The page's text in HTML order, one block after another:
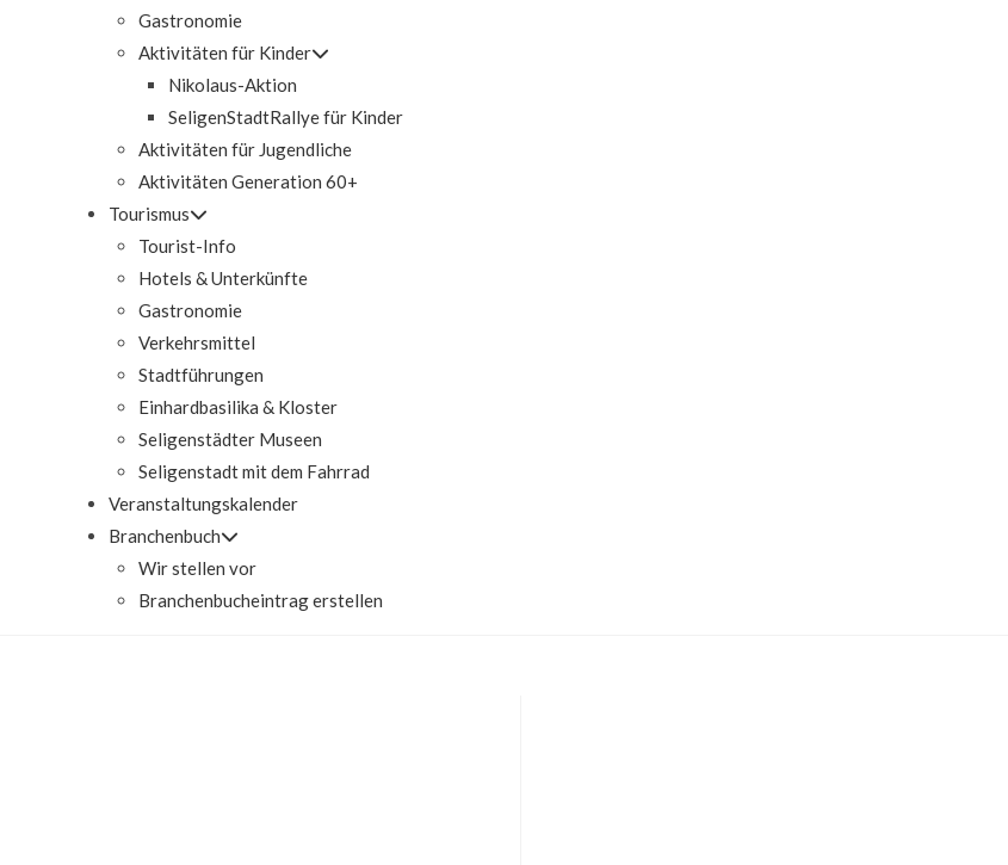
Gastronomie
Aktivitäten für Kinder
Nikolaus-Aktion
SeligenStadtRallye für Kinder
Aktivitäten für Jugendliche
Aktivitäten Generation 60+
Tourismus
Tourist-Info
Hotels & Unterkünfte
Gastronomie
Verkehrsmittel
Stadtführungen
Einhardbasilika & Kloster
Seligenstädter Museen
Seligenstadt mit dem Fahrrad
Veranstaltungskalender
Branchenbuch
Wir stellen vor
Branchenbucheintrag erstellen